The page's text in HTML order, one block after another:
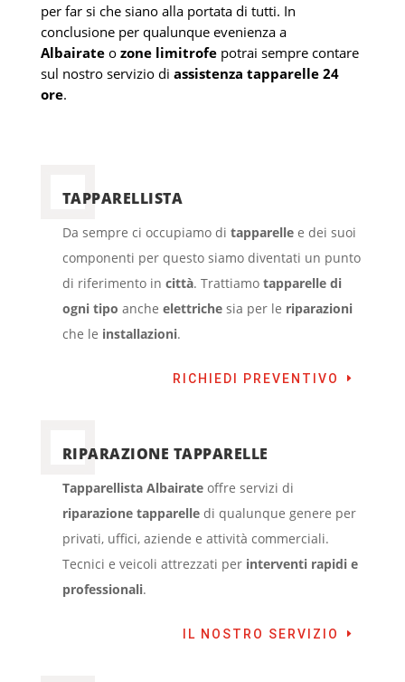
per far si che siano alla portata di tutti. In
conclusione per qualunque evenienza a
Albairateo zone limitrofepotrai sempre contare
sul nostro servizio di assistenza tapparelle 24
ore.
TAPPARELLISTA
Da sempre ci occupiamo di tapparellee dei suoi
componenti per questo siamo diventati un punto
di riferimento in città. Trattiamotapparelle di
ogni tipo anche elettrichesia per le riparazioni
che le installazioni.
RICHIEDI PREVENTIVO
RIPARAZIONE TAPPARELLE
Tapparellista Albairateoffre servizi di
riparazione tapparelledi qualunque genere per
privati, uffici, aziende e attività commerciali.
Tecnici e veicoli attrezzati per interventi rapidi e
professionali.
IL NOSTRO SERVIZIO